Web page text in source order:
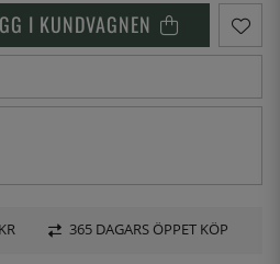
I KUNDVAGNEN
365 DAGARS ÖPPET KÖP